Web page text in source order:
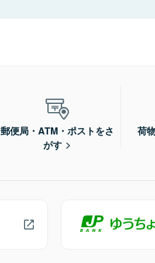
郵便局・ATM・ポストをさ
がす
荷